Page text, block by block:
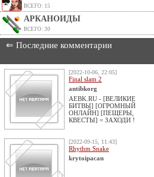
ВСЕГО: 15
АРКАНОИДЫ
ВСЕГО: 30
⇐ Последние комментарии
[2022-10-06, 22:05]
Final slam 2
antibkorg
AEBK.RU - [ВЕЛИКИЕ
БИТВЫ] [ОГРОМНЫЙ
ОНЛАЙН] [ПЕЩЕРЫ,
КВЕСТЫ] = ЗАХОДИ !
[2022-09-15, 11:43]
Rhythm Snake
krytoipacan